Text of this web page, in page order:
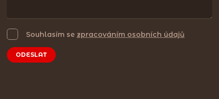
Souhlasím se zpracováním osobních údajů
ODESLAT